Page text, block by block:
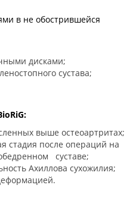
в не обострившейся
дисками;
сустава;
выше остеоартритах;
стадия после операций на
суставе;
Ахиллова сухожилия;